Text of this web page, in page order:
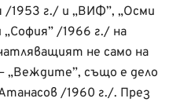
/1953 г./ и „ВИФ”, „Осми
/1966 г./ на
не само на
„Веждите”, също е дело
/1960 г./. През